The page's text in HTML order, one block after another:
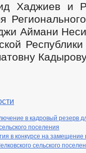
Хаджиев и
Аймани
в кадровый резерв
поселения
в конкурсе на замещение
сельского